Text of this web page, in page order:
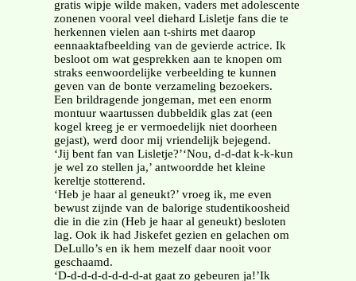
gratis wipje wilde maken, vaders met adolescente
zonenen vooral veel diehard Lisletje fans die te
herkennen vielen aan t-shirts met daarop
eennaaktafbeelding van de gevierde actrice. Ik
besloot om wat gesprekken aan te knopen om
straks eenwoordelijke verbeelding te kunnen
geven van de bonte verzameling bezoekers.
Een brildragende jongeman, met een enorm
montuur waartussen dubbeldik glas zat (een
kogel kreeg je er vermoedelijk niet doorheen
gejast), werd door mij vriendelijk bejegend.
‘Jij bent fan van Lisletje?’‘Nou, d-d-dat k-k-kun
je wel zo stellen ja,’ antwoordde het kleine
kereltje stotterend.
‘Heb je haar al geneukt?’ vroeg ik, me even
bewust zijnde van de balorige studentikoosheid
die in die zin (Heb je haar al geneukt) besloten
lag. Ook ik had Jiskefet gezien en gelachen om
DeLullo’s en ik hem mezelf daar nooit voor
geschaamd.
‘D-d-d-d-d-d-d-d-at gaat zo gebeuren ja!’Ik